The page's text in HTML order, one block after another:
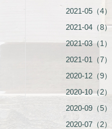
2021-05（4）
2021-04（8）
2021-03（1）
2021-01（7）
2020-12（9）
2020-10（2）
2020-09（5）
2020-07（2）